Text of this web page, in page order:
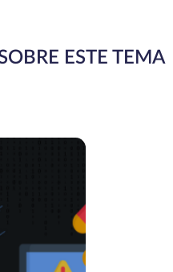
ESTE TEMA